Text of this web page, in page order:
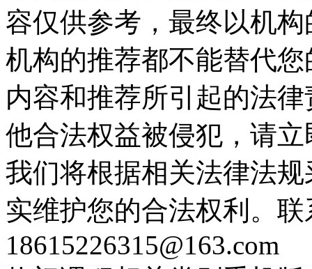
容仅供参考，最终以机
机构的推荐都不能替代
内容和推荐所引起的法
他合法权益被侵犯，请
我们将根据相关法律法
实维护您的合法权利。
18615226315@163.com